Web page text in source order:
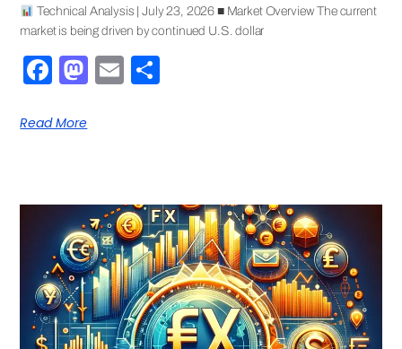
Technical Analysis | July 23, 2026 ■ Market Overview The current
market is being driven by continued U.S. dollar
Facebook
Mastodon
Email
Read More